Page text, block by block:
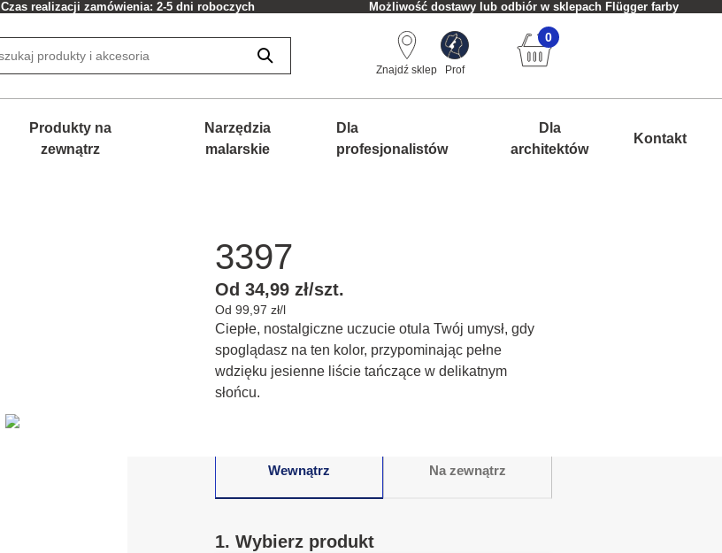
Czas realizacji zamówienia: 2-5 dni roboczych Możliwość dostawy lub odbiór w sklepach Flügger farby
Znajdź sklep Prof
0
Produkty na
zewnątrz
Narzędzia
malarskie
Dla
profesjonalistów
Dla
architektów
Kontakt
3397
Od 34,99 zł/szt.
Od 99,97 zł/l
Ciepłe, nostalgiczne uczucie otula Twój umysł, gdy
spoglądasz na ten kolor, przypominając pełne
wdzięku jesienne liście tańczące w delikatnym
słońcu.
Wewnątrz Na zewnątrz
1. Wybierz produkt